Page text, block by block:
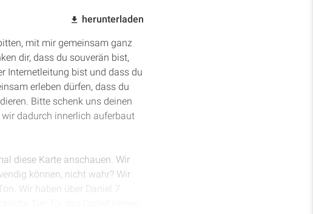
herunterladen
mit mir gemeinsam ganz
dir, dass du souverän bist,
Internetleitung bist und dass du
erleben dürfen, dass du
Bitte schenk uns deinen
dadurch innerlich auferbaut
diese Karte anschauen. Wir
können, nicht wahr? Wir
Wir haben über Daniel 7